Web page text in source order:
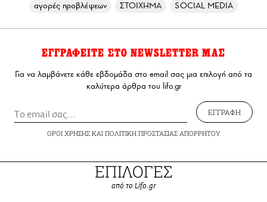
αγορές προβλέψεων
ΣΤΟΙΧΗΜΑ SOCIAL MEDIA
ΕΓΓΡΑΦΕΙΤΕ ΣΤΟ NEWSLETTER ΜΑΣ
Για να λαμβάνετε κάθε εβδομάδα στο email σας μια επιλογή από τα
καλύτερα άρθρα του lifo.gr
ΕΓΓΡΑΦΗ
ΟΡΟΙ ΧΡΗΣΗΣΚΑΙ ΠΟΛΙΤΙΚΗ ΠΡΟΣΤΑΣΙΑΣ ΑΠΟΡΡΗΤΟΥ
ΕΠΙΛΟΓΕΣ
από το Lifo.gr